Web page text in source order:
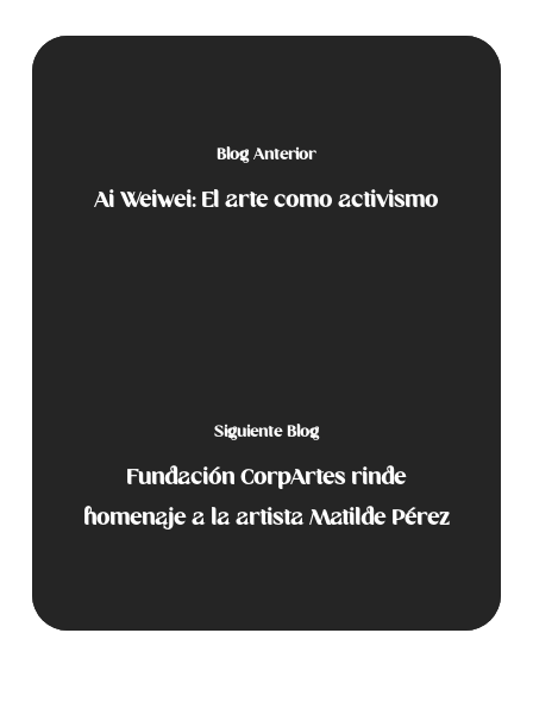
Blog Anterior
Ai Weiwei: El arte como activismo
Siguiente Blog
Fundación CorpArtes rinde
homenaje a la artista Matilde Pérez